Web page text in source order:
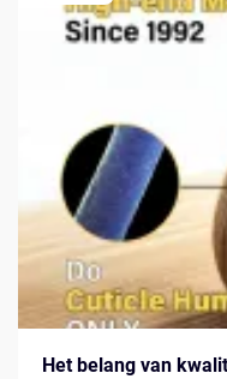
Het belang van